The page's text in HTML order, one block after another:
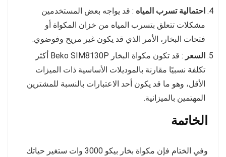
احتمالية تسرب المياه : قد يواجه بعض المستخدمين
مشكلات تتعلق بتسرب المياه من خزان المكواة أو
فتحات البخار، الأمر الذي قد يكون غير مريح وفوضوي.
السعر
: قد تكون مكواة البخار Beko SIM8130P أكثر
تكلفة نسبيًا مقارنة بالموديلات الأساسية ذات الميزات
الأقل، وهو ما قد يكون أحد الاعتبارات بالنسبة للمشترين
المهتمين بالميزانية.
الخاتمة
وفي الختام فإن مكواة بخار بيكو 3000 وات ستغير حياتك